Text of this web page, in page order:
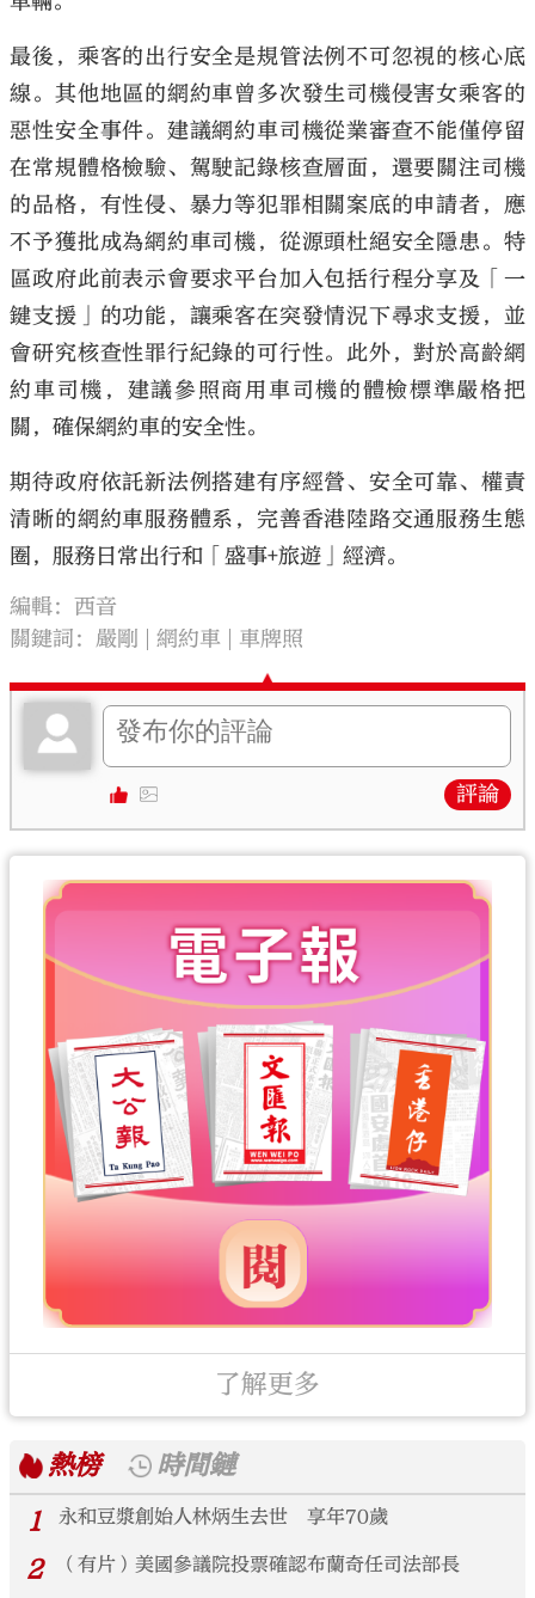
最後，乘客的出行安全是規管法例不可忽視的核心底
線。其他地區的網約車曾多次發生司機侵害女乘客的
惡性安全事件。建議網約車司機從業審查不能僅停留
在常規體格檢驗、駕駛記錄核查層面，還要關注司機
的品格，有性侵、暴力等犯罪相關案底的申請者，應
不予獲批成為網約車司機，從源頭杜絕安全隱患。特
區政府此前表示會要求平台加入包括行程分享及「一
鍵支援」的功能，讓乘客在突發情況下尋求支援，並
會研究核查性罪行紀錄的可行性。此外，對於高齡網
約車司機，建議參照商用車司機的體檢標準嚴格把
關，確保網約車的安全性。
期待政府依託新法例搭建有序經營、安全可靠、權責
清晰的網約車服務體系，完善香港陸路交通服務生態
圈，服務日常出行和「盛事+旅遊」經濟。
編輯：西音
關鍵詞：嚴剛 網約車 車牌照
評論
了解更多
熱榜
時間鏈
1
永和豆漿創始人林炳生去世 享年70歲
2 （有片）美國參議院投票確認布蘭奇任司法部長